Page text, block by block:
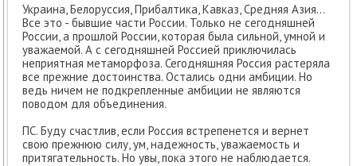
Украина, Белоруссия, Прибалтика, Кавказ, Средняя Азия...
Все это - бывшие части России. Только не сегодняшней
России, а прошлой России, которая была сильной, умной и
уважаемой. А с сегодняшней Россией приключилась
неприятная метаморфоза. Сегодняшняя Россия растеряла
все прежние достоинства. Остались одни амбиции. Но
ведь ничем не подкрепленные амбиции не являются
поводом для объединения.
ПС. Буду счастлив, если Россия встрепенется и вернет
свою прежнюю силу, ум, надежность, уважаемость и
притягательность. Но увы, пока этого не наблюдается.